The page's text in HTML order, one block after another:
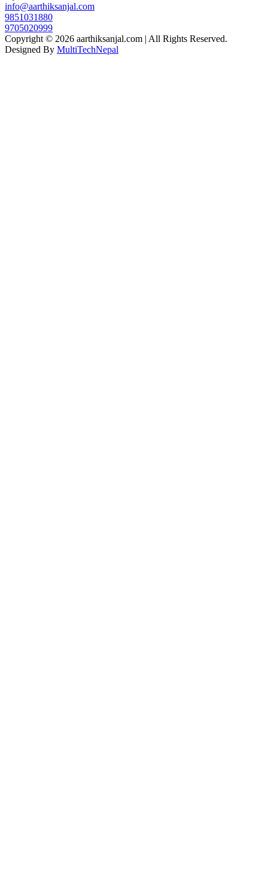
info@aarthiksanjal.com
9851031880
9705020999
Copyright © 2026 aarthiksanjal.com | All Rights Reserved.
Designed By MultiTechNepal